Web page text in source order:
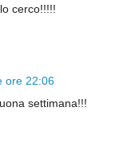
cerco!!!!!
ore 22:06
settimana!!!